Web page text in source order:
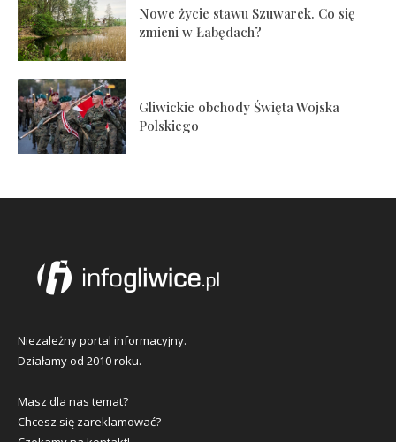
Nowe życie stawu Szuwarek. Co się
zmieni w Łabędach?
Gliwickie obchody Święta Wojska
Polskiego
Niezależny portal informacyjny.
Działamy od 2010 roku.
Masz dla nas temat?
Chcesz się zareklamować?